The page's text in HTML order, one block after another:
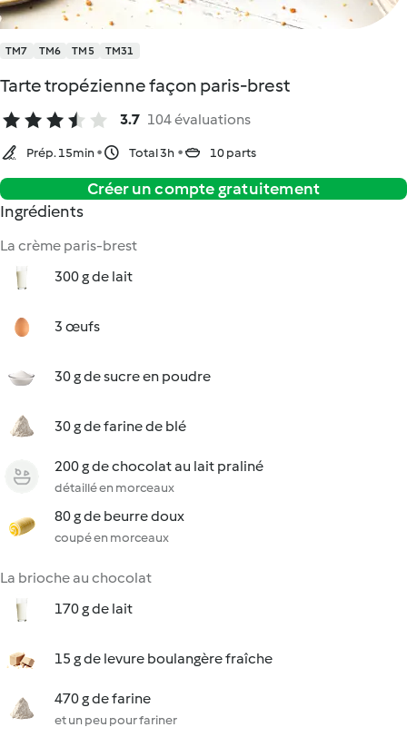
TM7 TM6 TM5 TM31
Tarte tropézienne façon paris-brest
3.7 104 évaluations
Prép. 15min Total 3h 10 parts
Créer un compte gratuitement
Ingrédients
La crème paris-brest
300 g de lait
3 œufs
30 g de sucre en poudre
30 g de farine de blé
200 g de chocolat au lait praliné
détaillé en morceaux
80 g de beurre doux
coupé en morceaux
La brioche au chocolat
170 g de lait
15 g de levure boulangère fraîche
470 g de farine
et un peu pour fariner